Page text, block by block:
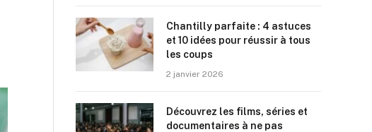
Chantilly parfaite : 4 astuces
et 10 idées pour réussir à tous
les coups
2 janvier 2026
Découvrez les films, séries et
documentaires à ne pas